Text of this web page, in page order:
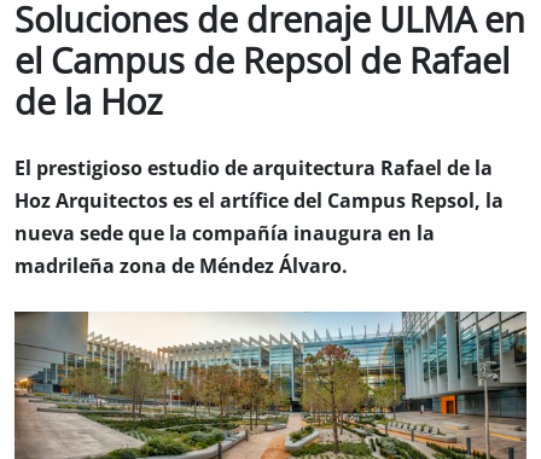
Soluciones de drenaje ULMA en
el Campus de Repsol de Rafael
de la Hoz
El prestigioso estudio de arquitectura Rafael de la
Hoz Arquitectos es el artífice del Campus Repsol, la
nueva sede que la compañía inaugura en la
madrileña zona de Méndez Álvaro.